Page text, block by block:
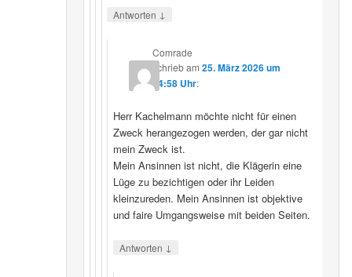
Antworten ↓
Comrade
schriebam 25. März 2026 um
14:58 Uhr:
Herr Kachelmann möchte nicht für einen
Zweck herangezogen werden, der gar nicht
mein Zweck ist.
Mein Ansinnen ist nicht, die Klägerin eine
Lüge zu bezichtigen oder ihr Leiden
kleinzureden. Mein Ansinnen ist objektive
und faire Umgangsweise mit beiden Seiten.
Antworten ↓